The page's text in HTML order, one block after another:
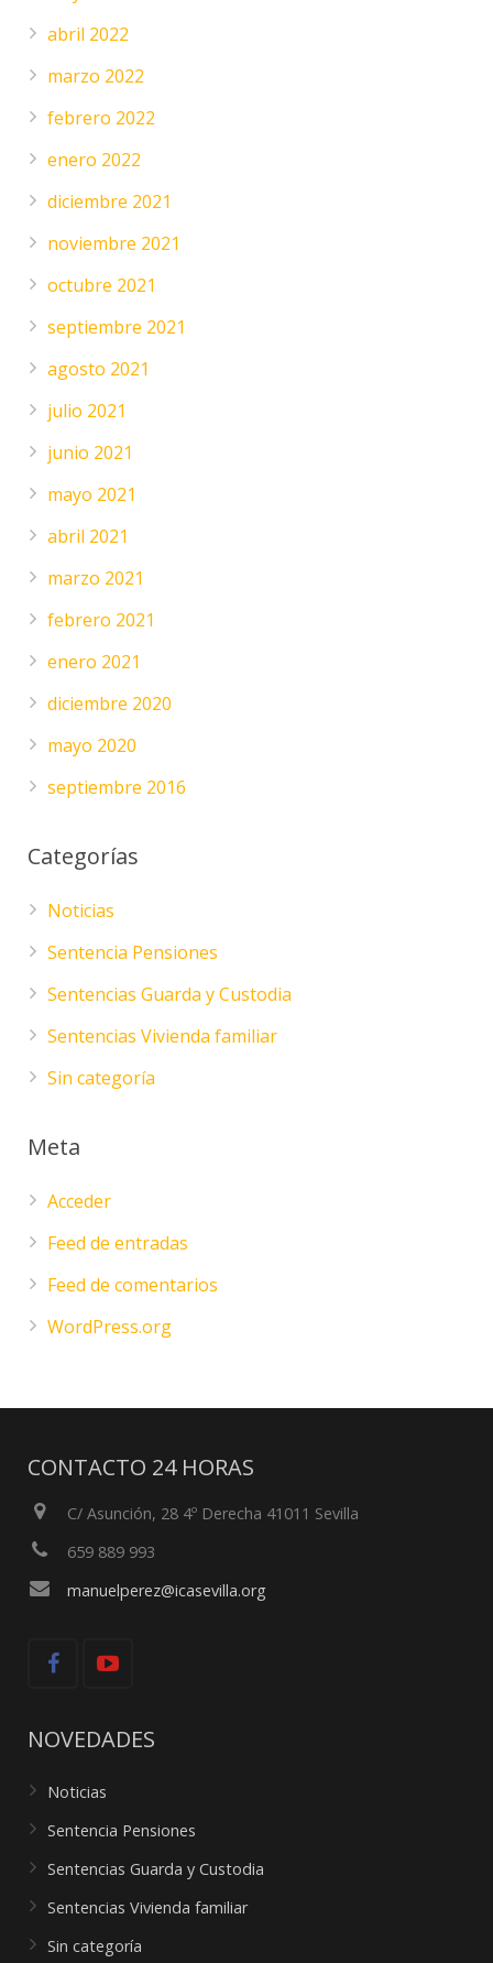
abril 2022
marzo 2022
febrero 2022
enero 2022
diciembre 2021
noviembre 2021
octubre 2021
septiembre 2021
agosto 2021
julio 2021
junio 2021
mayo 2021
abril 2021
marzo 2021
febrero 2021
enero 2021
diciembre 2020
mayo 2020
septiembre 2016
Categorías
Noticias
Sentencia Pensiones
Sentencias Guarda y Custodia
Sentencias Vivienda familiar
Sin categoría
Meta
Acceder
Feed de entradas
Feed de comentarios
WordPress.org
CONTACTO 24 HORAS
C/ Asunción, 28 4º Derecha 41011 Sevilla
659 889 993
manuelperez@icasevilla.org
NOVEDADES
Noticias
Sentencia Pensiones
Sentencias Guarda y Custodia
Sentencias Vivienda familiar
Sin categoría